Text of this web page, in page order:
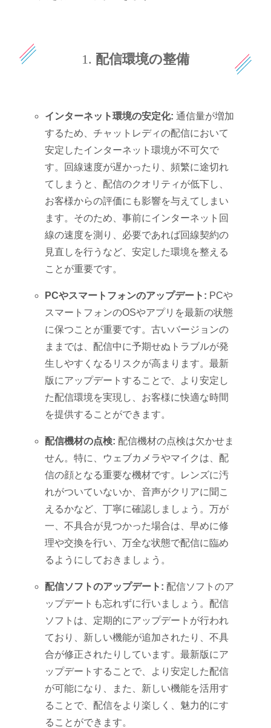
1. 配信環境の整備
インターネット環境の安定化: 通信量が増加
するため、チャットレディの配信において
安定したインターネット環境が不可欠で
す。回線速度が遅かったり、頻繁に途切れ
てしまうと、配信のクオリティが低下し、
お客様からの評価にも影響を与えてしまい
ます。そのため、事前にインターネット回
線の速度を測り、必要であれば回線契約の
見直しを行うなど、安定した環境を整える
ことが重要です。
PCやスマートフォンのアップデート: PCや
スマートフォンのOSやアプリを最新の状態
に保つことが重要です。古いバージョンの
ままでは、配信中に予期せぬトラブルが発
生しやすくなるリスクが高まります。最新
版にアップデートすることで、より安定し
た配信環境を実現し、お客様に快適な時間
を提供することができます。
配信機材の点検: 配信機材の点検は欠かせま
せん。特に、ウェブカメラやマイクは、配
信の顔となる重要な機材です。レンズに汚
れがついていないか、音声がクリアに聞こ
えるかなど、丁寧に確認しましょう。万が
一、不具合が見つかった場合は、早めに修
理や交換を行い、万全な状態で配信に臨め
るようにしておきましょう。
配信ソフトのアップデート: 配信ソフトのア
ップデートも忘れずに行いましょう。配信
ソフトは、定期的にアップデートが行われ
ており、新しい機能が追加されたり、不具
合が修正されたりしています。最新版にア
ップデートすることで、より安定した配信
が可能になり、また、新しい機能を活用す
ることで、配信をより楽しく、魅力的にす
ることができます。